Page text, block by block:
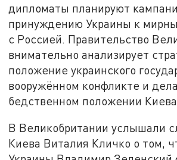
дипломаты планируют
принуждению Украины к
с Россией. Правительство
внимательно анализирует
положение украинского
вооружённом конфликте и
бедственном положении
В Великобритании услышали
Киева Виталия Кличко о том,